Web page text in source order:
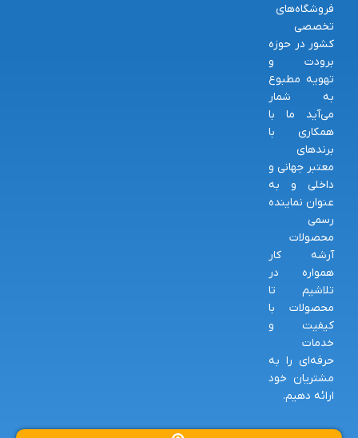
فروشگاه‌های
تخصصی
کشور در حوزه
برودت و
تهویه مطبوع
به شمار
می‌آید ما با
همکاری با
برندهای
معتبر جهانی و
داخلی و به
عنوان نماینده
رسمی
محصولات
آرشه کار
همواره در
تلاشیم تا
محصولات با
کیفیت و
خدمات
حرفه‌ای را به
مشتریان خود
ارائه دهیم.